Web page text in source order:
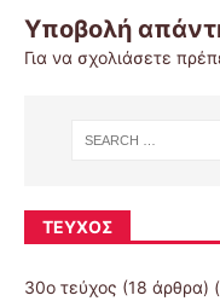
Υποβολή
Για να σχολιάσετε
ΤΕΎΧΟΣ
30ο τεύχος (18 άρθρα)